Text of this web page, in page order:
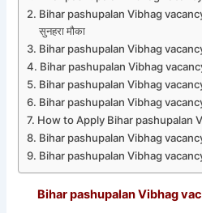
Bihar pashupalan Vibhag vacancy
सुनहरा मौका
Bihar pashupalan Vibhag
Bihar pashupalan Vibhag
Bihar pashupalan Vibhag
Bihar pashupalan Vibhag
How to Apply Bihar pashupalan
Bihar pashupalan Vibhag vacancy
Bihar pashupalan Vibhag
Bihar pashupalan Vibhag